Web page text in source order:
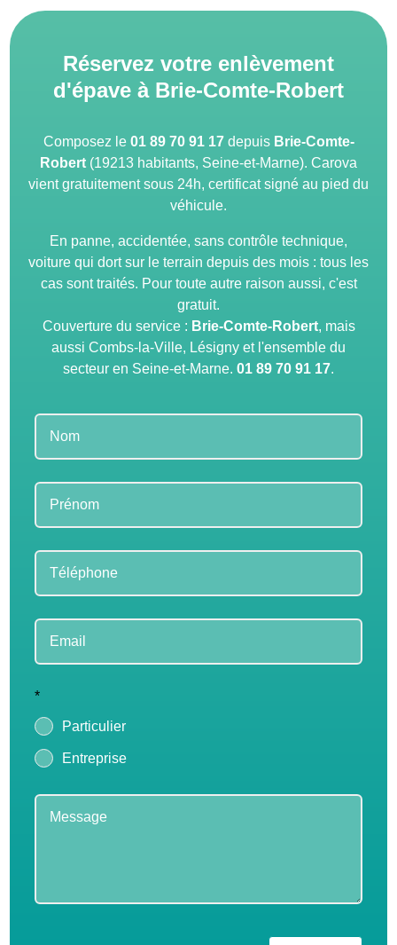
Réservez votre enlèvement
d'épave à Brie-Comte-Robert
Composez le 01 89 70 91 17depuis Brie-Comte-
Robert (19213 habitants, Seine-et-Marne). Carova
vient gratuitement sous 24h, certificat signé au pied du
véhicule.
En panne, accidentée, sans contrôle technique,
voiture qui dort sur le terrain depuis des mois : tous les
cas sont traités. Pour toute autre raison aussi, c'est
gratuit.
Couverture du service : Brie-Comte-Robert, mais
aussi Combs-la-Ville, Lésigny et l'ensemble du
secteur en Seine-et-Marne. 01 89 70 91 17.
Leave
this
field
*
Particulier
Entreprise